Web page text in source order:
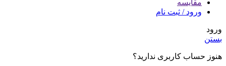
مقایسه
ورود / ثبت نام
ورود
بستن
هنوز حساب کاربری ندارید؟